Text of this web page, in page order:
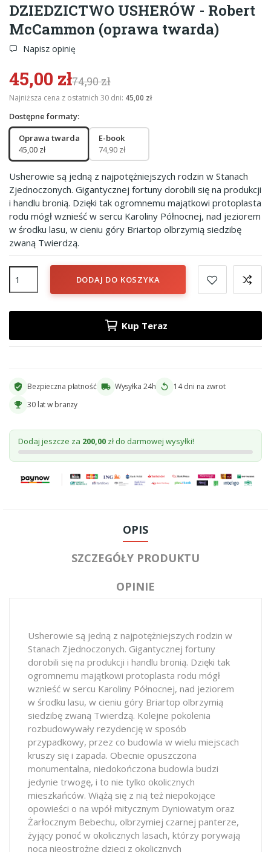
DZIEDZICTWO USHERÓW - Robert
McCammon (oprawa twarda)
Napisz opinię
45,00 zł74,90 zł
Najniższa cena z ostatnich 30 dni: 45,00 zł
Dostępne formaty:
Oprawa twarda
45,00 zł
E-book
74,90 zł
Usherowie są jedną z najpotężniejszych rodzin w Stanach
Zjednoczonych. Gigantycznej fortuny dorobili się na produkcji
i handlu bronią. Dzięki tak ogromnemu majątkowi protoplasta
rodu mógł wznieść w sercu Karoliny Północnej, nad jeziorem
w środku lasu, w cieniu góry Briartop olbrzymią siedzibę
zwaną Twierdzą.
DODAJ DO KOSZYKA
Kup Teraz
verified_user Bezpieczna płatność local_shipping Wysyłka 24h replay 14 dni na zwrot
emoji_events 30 lat w branzy
Dodaj jeszcze za 200,00 zł do darmowej wysyłki!
OPIS
SZCZEGÓŁY PRODUKTU
OPINIE
Usherowie są jedną z najpotężniejszych rodzin w
Stanach Zjednoczonych. Gigantycznej fortuny
dorobili się na produkcji i handlu bronią. Dzięki tak
ogromnemu majątkowi protoplasta rodu mógł
wznieść w sercu Karoliny Północnej, nad jeziorem
w środku lasu, w cieniu góry Briartop olbrzymią
siedzibę zwaną Twierdzą. Kolejne pokolenia
rozbudowywały rezydencję w sposób
przypadkowy, przez co budowla w wielu miejscach
kruszy się i zapada. Obecnie opuszczona
monumentalna, niedokończona budowla budzi
jedynie trwogę, i to nie tylko okolicznych
mieszkańców. Wiążą się z nią też niepokojące
opowieści o na wpół mitycznym Dyniowatym oraz
Żarłocznym Bebechu, olbrzymiej czarnej panterze,
żyjący ponoć w okolicznych lasach, którzy porywają
nocą nieostrożne dzieci z okolicznych